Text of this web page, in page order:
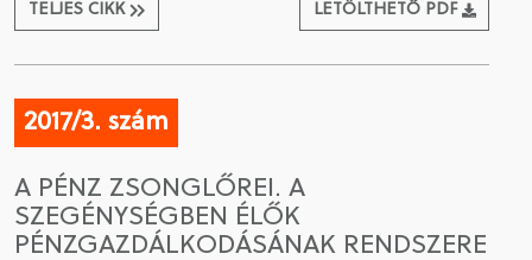
TELJES CIKK LETÖLTHETŐ PDF
2017/3. szám
A PÉNZ ZSONGLŐREI. A
SZEGÉNYSÉGBEN ÉLŐK
PÉNZGAZDÁLKODÁSÁNAK RENDSZERE